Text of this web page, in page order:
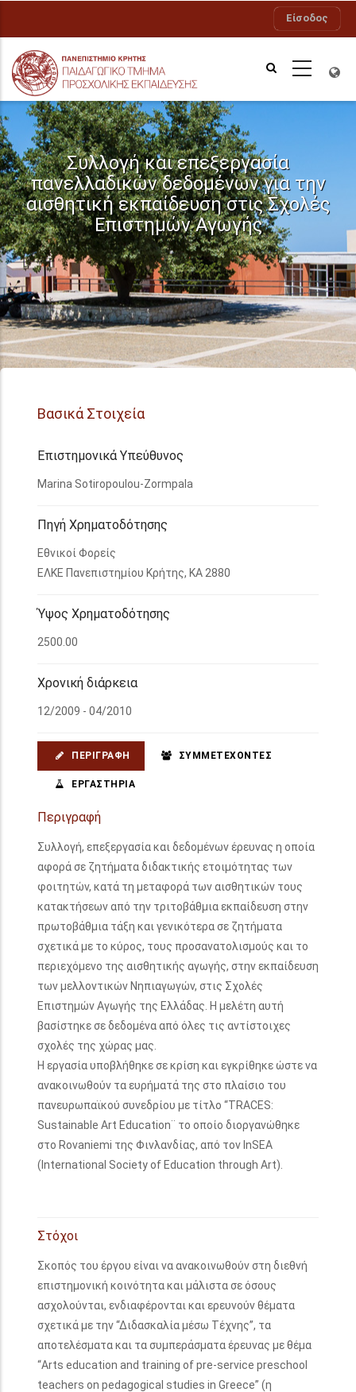
κυρίως
περιεχόμενο
Είσοδος
Συλλογή και επεξεργασία
πανελλαδικών δεδομένων για την
αισθητική εκπαίδευση στις Σχολές
Επιστημών Αγωγής
Βασικά Στοιχεία
Επιστημονικά Υπεύθυνος
Marina Sotiropoulou-Zormpala
Πηγή Χρηματοδότησης
Εθνικοί Φορείς
ΕΛΚΕ Πανεπιστημίου Κρήτης, ΚΑ 2880
Ύψος Χρηματοδότησης
2500.00
Χρονική διάρκεια
12/2009 - 04/2010
ΠΕΡΙΓΡΑΦΉ ΣΥΜΜΕΤΈΧΟΝΤΕΣ
ΕΡΓΑΣΤΉΡΙΑ
Περιγραφή
Συλλογή, επεξεργασία και δεδομένων έρευνας η οποία
αφορά σε ζητήματα διδακτικής ετοιμότητας των
φοιτητών, κατά τη μεταφορά των αισθητικών τους
κατακτήσεων από την τριτοβάθμια εκπαίδευση στην
πρωτοβάθμια τάξη και γενικότερα σε ζητήματα
σχετικά με το κύρος, τους προσανατολισμούς και το
περιεχόμενο της αισθητικής αγωγής, στην εκπαίδευση
των μελλοντικών Νηπιαγωγών, στις Σχολές
Επιστημών Αγωγής της Ελλάδας. Η μελέτη αυτή
βασίστηκε σε δεδομένα από όλες τις αντίστοιχες
σχολές της χώρας μας.
Η εργασία υποβλήθηκε σε κρίση και εγκρίθηκε ώστε να
ανακοινωθούν τα ευρήματά της στο πλαίσιο του
πανευρωπαϊκού συνεδρίου με τίτλο “TRACES:
Sustainable Art Education¨ το οποίο διοργανώθηκε
στο Rovaniemi της Φινλανδίας, από τον InSEA
(International Society of Education through Art).
Στόχοι
Σκοπός του έργου είναι να ανακοινωθούν στη διεθνή
επιστημονική κοινότητα και μάλιστα σε όσους
ασχολούνται, ενδιαφέρονται και ερευνούν θέματα
σχετικά με την “Διδασκαλία μέσω Τέχνης”, τα
αποτελέσματα και τα συμπεράσματα έρευνας με θέμα
“Arts education and training of pre-service preschool
teachers on pedagogical studies in Greece” (η